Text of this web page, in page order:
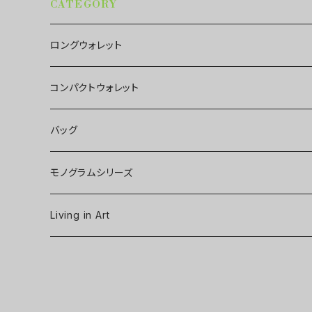
CATEGORY
ロングウォレット
コンパクトウォレット
バッグ
モノグラムシリーズ
Living in Art